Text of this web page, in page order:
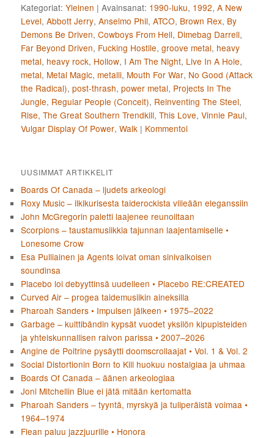
Kategoriat: Yleinen |Avainsanat: 1990-luku, 1992,A New
Level,Abbott Jerry,Anselmo Phil,ATCO, Brown Rex, By
Demons Be Driven,Cowboys From Hell, Dimebag Darrell,
Far Beyond Driven, Fucking Hostile,groove metal, heavy
metal, heavy rock, Hollow, I Am The Night, Live In A Hole,
metal, Metal Magic, metalli, Mouth For War, No Good (Attack
the Radical),post-thrash,power metal, Projects In The
Jungle, Regular People (Conceit), Reinventing The Steel,
Rise,The Great Southern Trendkill,This Love,Vinnie Paul,
Vulgar Display Of Power,Walk | Kommentoi
UUSIMMAT ARTIKKELIT
Boards Of Canada – ljudets arkeologi
Roxy Music – ilkikurisesta taiderockista viileään eleganssiin
John McGregorin paletti laajenee reunoiltaan
Scorpions – taustamusiikkia tajunnan laajentamiselle •
Lonesome Crow
Esa Pulliainen ja Agents loivat oman sinivalkoisen
soundinsa
Placebo loi debyyttinsä uudelleen • Placebo RE:CREATED
Curved Air – progea taidemusiikin aineksilla
Pharoah Sanders • Impulsen jälkeen • 1975–2022
Garbage – kulttibändin kypsät vuodet yksilön kipupisteiden
ja yhteiskunnallisen raivon parissa • 2007–2026
Angine de Poitrine pysäytti doomscrollaajat • Vol. 1 & Vol. 2
Social Distortionin Born to Kill huokuu nostalgiaa ja uhmaa
Boards Of Canada – äänen arkeologiaa
Joni Mitchellin Blue ei jätä mitään kertomatta
Pharoah Sanders – tyyntä, myrskyä ja tuliperäistä voimaa •
1964–1974
Flean paluu jazzjuurille • Honora